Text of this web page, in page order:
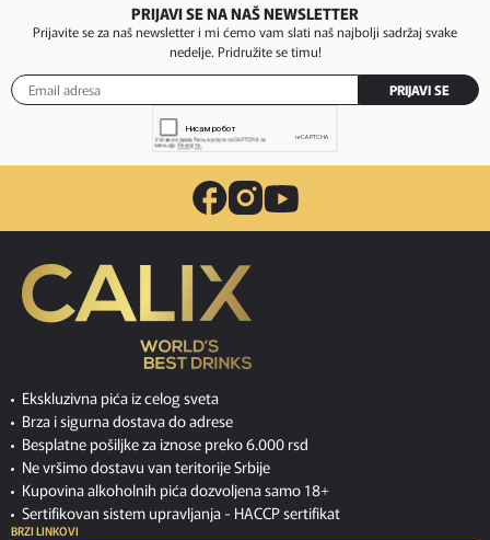
PRIJAVI SE NA NAŠ NEWSLETTER
Prijavite se za naš newsletter i mi ćemo vam slati naš najbolji sadržaj svake
nedelje. Pridružite se timu!
PRIJAVI SE
Ekskluzivna pića iz celog sveta
Brza i sigurna dostava do adrese
Besplatne pošiljke za iznose preko 6.000 rsd
Ne vršimo dostavu van teritorije Srbije
Kupovina alkoholnih pića dozvoljena samo 18+
Sertifikovan sistem upravljanja - HACCP sertifikat
BRZI LINKOVI